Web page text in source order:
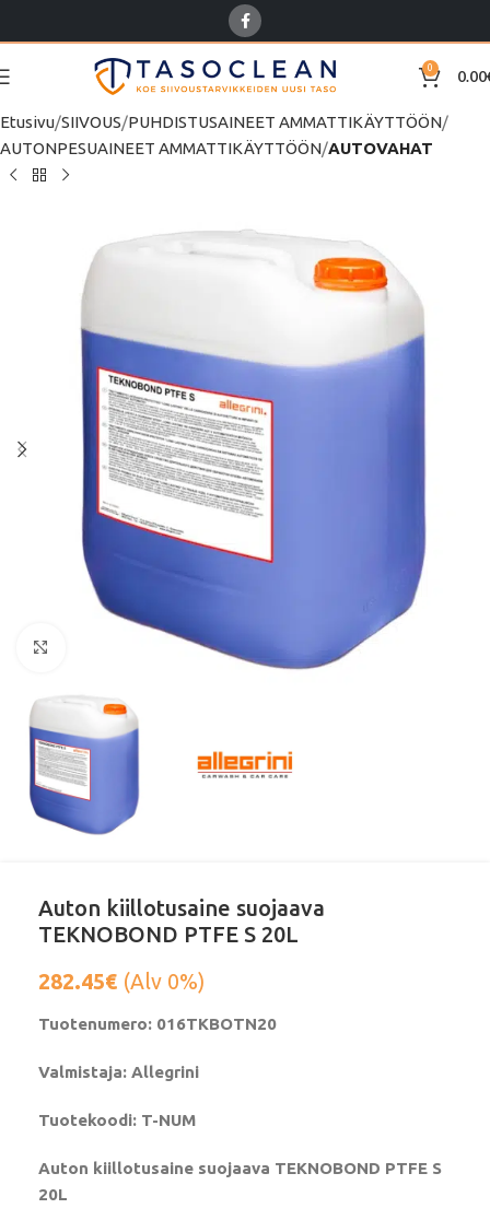
0 0.00
Etusivu SIIVOUS PUHDISTUSAINEET AMMATTIKÄYTTÖÖN
AUTONPESUAINEET AMMATTIKÄYTTÖÖN AUTOVAHAT
Klikkaa suurentaaksesi
Auton kiillotusaine suojaava
TEKNOBOND PTFE S 20L
282.45€ (Alv 0%)
Tuotenumero: 016TKBOTN20
Valmistaja: Allegrini
Tuotekoodi: T-NUM
Auton kiillotusaine suojaava TEKNOBOND PTFE S
20L